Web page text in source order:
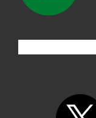
Formulario